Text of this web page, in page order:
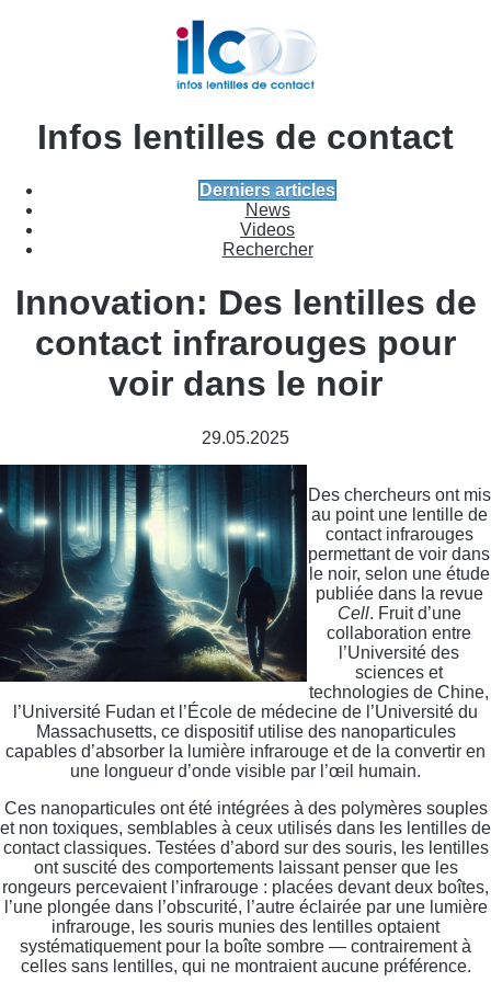
Infos lentilles de contact
Derniers articles
News
Videos
Rechercher
Innovation: Des lentilles de
contact infrarouges pour
voir dans le noir
29.05.2025
Des chercheurs ont mis
au point une lentille de
contact infrarouges
permettant de voir dans
le noir, selon une étude
publiée dans la revue
Cell. Fruit d’une
collaboration entre
l’Université des
sciences et
technologies de Chine,
l’Université Fudan et l’École de médecine de l’Université du
Massachusetts, ce dispositif utilise des nanoparticules
capables d’absorber la lumière infrarouge et de la convertir en
une longueur d’onde visible par l’œil humain.
Ces nanoparticules ont été intégrées à des polymères souples
et non toxiques, semblables à ceux utilisés dans les lentilles de
contact classiques. Testées d’abord sur des souris, les lentilles
ont suscité des comportements laissant penser que les
rongeurs percevaient l’infrarouge : placées devant deux boîtes,
l’une plongée dans l’obscurité, l’autre éclairée par une lumière
infrarouge, les souris munies des lentilles optaient
systématiquement pour la boîte sombre — contrairement à
celles sans lentilles, qui ne montraient aucune préférence.